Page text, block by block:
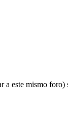
este mismo foro)